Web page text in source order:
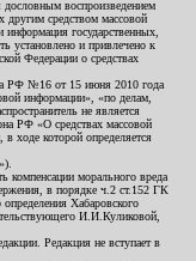
воспроизведением
другим средством массовой
государственных,
установлено и привлечено к
Федерации о средствах
РФ №16 от 15 июня 2010 года
информации», «по делам,
не является
РФ «О средствах массовой
ходе которой определяется
компенсации морального вреда
в порядке ч.2 ст.152 ГК
Хабаровского
И.И.Куликовой,
Редакция не вступает в